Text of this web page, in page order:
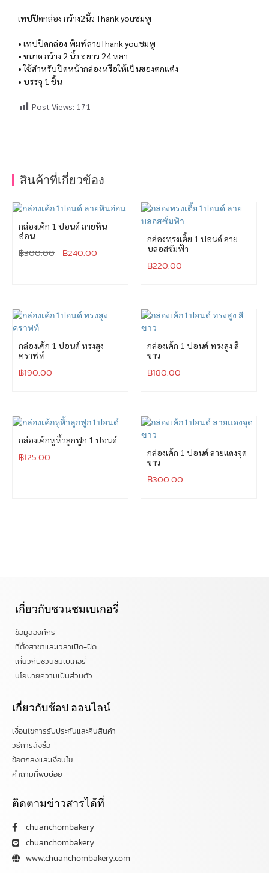
เทปปิดกล่อง กว้าง2นิ้ว Thank youชมพู
• เทปปิดกล่อง พิมพ์ลายThank youชมพู
• ขนาด กว้าง 2 นิ้ว x ยาว 24 หลา
• ใช้สำหรับปิดหน้ากล่องหรือให้เป็นของตกแต่ง
• บรรจุ 1 ชิ้น
Post Views: 171
สินค้าที่เกี่ยวข้อง
กล่องเค้ก 1 ปอนด์ ลายหิน
อ่อน
฿300.00 ฿240.00
กล่องทรงเตี้ย 1 ปอนด์ ลาย
บลอสซั่มฟ้า
฿220.00
กล่องเค้ก 1 ปอนด์ ทรงสูง
คราฟท์
฿190.00
กล่องเค้ก 1 ปอนด์ ทรงสูง สี
ขาว
฿180.00
กล่องเค้กหูหิ้วลูกฟูก 1 ปอนด์
฿125.00
กล่องเค้ก 1 ปอนด์ ลายแดงจุด
ขาว
฿300.00
เกี่ยวกับชวนชมเบเกอรี่
ข้อมูลองค์กร
ที่ตั้งสาขาและเวลาเปิด-ปิด
เกี่ยวกับชวนชมเบเกอรี่
นโยบายความเป็นส่วนตัว
เกี่ยวกับช้อป ออนไลน์
เงื่อนไขการรับประกันและคืนสินค้า
วิธีการสั่งซื้อ
ข้อตกลงและเงื่อนไข
คำถามที่พบบ่อย
ติดตามข่าวสารได้ที่
chuanchombakery
chuanchombakery
www.chuanchombakery.com